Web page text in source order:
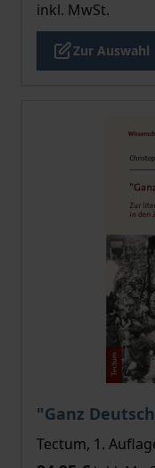
inkl. MwSt.
Zur Auswahl
"Ganz
Tectum, 1.